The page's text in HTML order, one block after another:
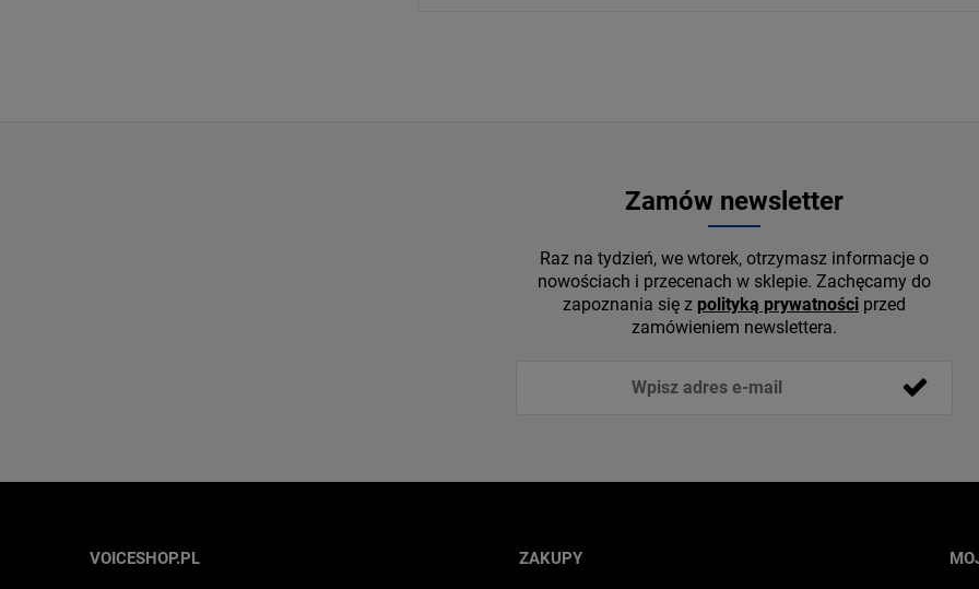
Zamów newsletter
Raz na tydzień, we wtorek, otrzymasz informacje o
nowościach i przecenach w sklepie. Zachęcamy do
zapoznania się z polityką prywatności przed
zamówieniem newslettera.
VOICESHOP.PL ZAKUPY